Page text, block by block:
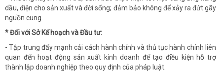
dầu, điện cho sản xuất và đời sống; đảm bảo không để xảy ra đứt gãy
nguồn cung.
* Đối vớiSở Kế hoạch và Đầu tư:
- Tập trung đẩy mạnh cải cách hành chính và thủ tục hành chính liên
quan đến hoạt động sản xuất kinh doanh để tạo điều kiện hỗ trợ
thành lập doanh nghiệp theo quy định của pháp luật.